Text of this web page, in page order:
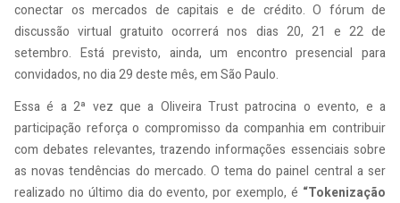
conectar os mercados de capitais e de crédito. O fórum de
discussão virtual gratuito ocorrerá nos dias 20, 21 e 22 de
setembro. Está previsto, ainda, um encontro presencial para
convidados, no dia 29 deste mês, em São Paulo.
Essa é a 2ª vez que a Oliveira Trust patrocina o evento, e a
participação reforça o compromisso da companhia em contribuir
com debates relevantes, trazendo informações essenciais sobre
as novas tendências do mercado. O tema do painel central a ser
realizado no último dia do evento, por exemplo, é “Tokenização